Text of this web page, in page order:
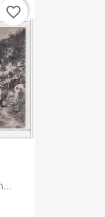
favorite_border